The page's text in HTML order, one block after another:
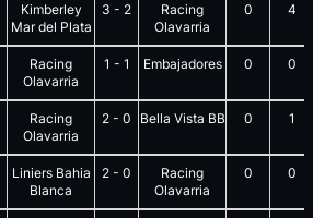
Kimberley
Mar del Plata
3 - 2
Racing
Olavarria
0 4
Racing
Olavarria
1 - 1 Embajadores 0 0
Racing
Olavarria
2 - 0 Bella Vista BB 0 1
Liniers Bahia
Blanca
2 - 0
Racing
Olavarria
0 0